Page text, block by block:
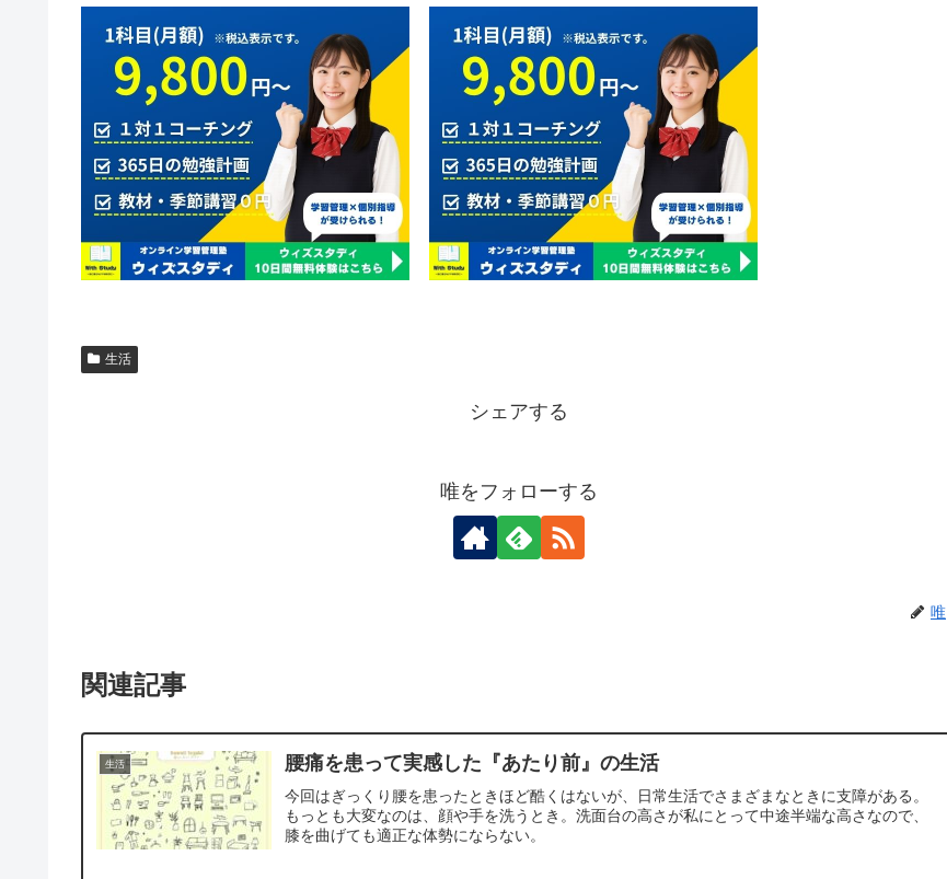
生活
シェアする
唯をフォローする
唯
関連記事
生活 腰痛を患って実感した『あたり前』の生活
今回はぎっくり腰を患ったときほど酷くはないが、日常生活でさまざまなときに支障がある。
もっとも大変なのは、顔や手を洗うとき。洗面台の高さが私にとって中途半端な高さなので、
膝を曲げても適正な体勢にならない。